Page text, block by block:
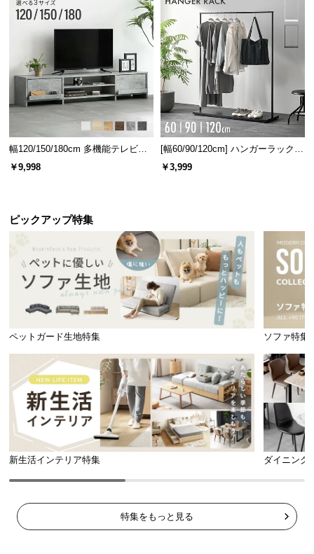
ネジ穴のカバーシール付属
安心して収納できる耐荷重
各棚板や天板は強度に優れており、家電などの重た
幅120/150/180cm 多機能テレビボ
ード 木目/石目調 オープン収納・
引き出し収納付き
￥9,998
[幅60/90/120cm] ハンガーラック
スチール 4段階高さ調節 サイドフ
ック オープンラック シンプル
￥3,999
ピックアップ特集
ペットガード生地特集 ソファ特集
新生活インテリア特集 ダイニング
特集をもっと見る